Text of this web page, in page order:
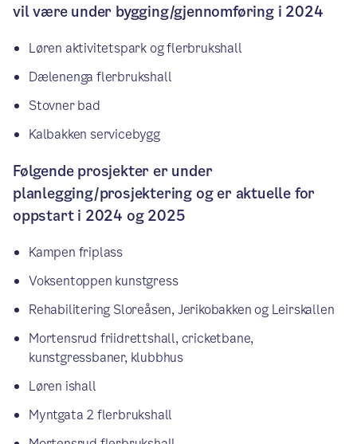
vil være under bygging/gjennomføring i 2024
Løren aktivitetspark og flerbrukshall
Dælenenga flerbrukshall
Stovner bad
Kalbakken servicebygg
Følgende prosjekter er under
planlegging/prosjektering og er aktuelle for
oppstart i 2024 og 2025
Kampen friplass
Voksentoppen kunstgress
Rehabilitering Sloreåsen, Jerikobakken og Leirskallen
Mortensrud friidrettshall, cricketbane,
kunstgressbaner, klubbhus
Løren ishall
Myntgata 2 flerbrukshall